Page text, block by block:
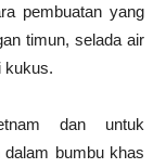
pembuatan yang
timun, selada air
kukus.
dan untuk
dalam bumbu khas